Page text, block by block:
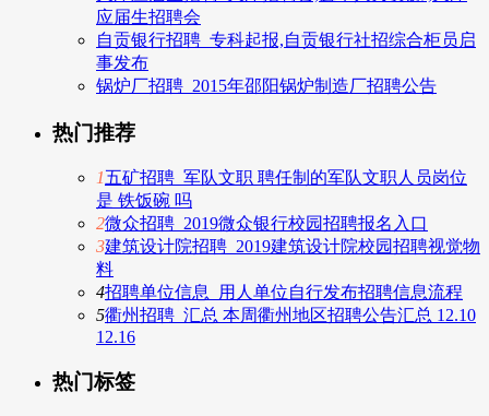
应届生招聘会
自贡银行招聘_专科起报,自贡银行社招综合柜员启
事发布
锅炉厂招聘_2015年邵阳锅炉制造厂招聘公告
热门推荐
1五矿招聘_军队文职 聘任制的军队文职人员岗位
是 铁饭碗 吗
2微众招聘_2019微众银行校园招聘报名入口
3建筑设计院招聘_2019建筑设计院校园招聘视觉物
料
4招聘单位信息_用人单位自行发布招聘信息流程
5衢州招聘_汇总 本周衢州地区招聘公告汇总 12.10
12.16
热门标签